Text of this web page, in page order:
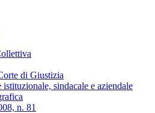
di Giustizia
sindacale e aziendale
n. 81